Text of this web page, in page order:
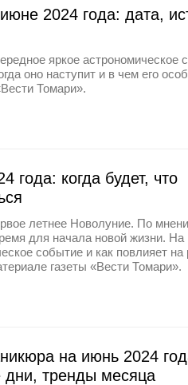
2024 года: дата,
яркое
оно наступит и в чем его
Томари».
года: когда будет, что
летнее Новолуние. По
для начала новой жизни. На
событие и как повлияет на
газеты «Вести Томари».
на июнь 2024
дни, тренды месяца